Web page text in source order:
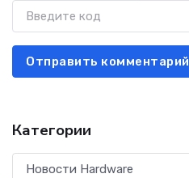
Отправить комментарий
Категории
Новости Hardware